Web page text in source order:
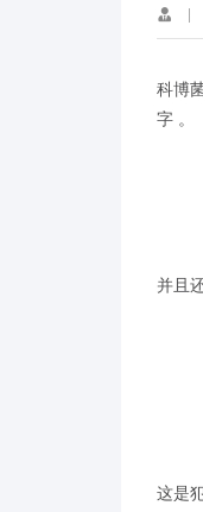
科博
字 。
并且
这是